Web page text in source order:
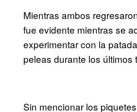
Mientras ambos
fue evidente mientras se
experimentar con la
peleas durante los últimos
Sin mencionar los